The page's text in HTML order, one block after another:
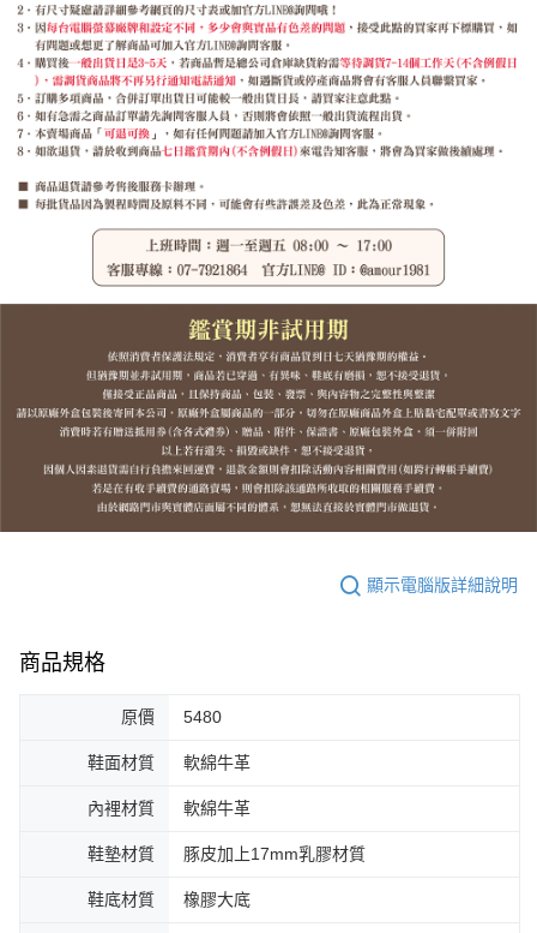
顯示電腦版詳細說明
商品規格
原價 5480
鞋面材質 軟綿牛革
內裡材質 軟綿牛革
鞋墊材質 豚皮加上17mm乳膠材質
鞋底材質 橡膠大底